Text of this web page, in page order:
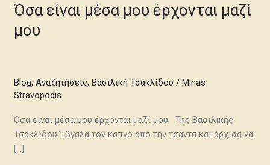
Όσα είναι μέσα μου έρχονται μαζί
μου
Blog, Αναζητήσεις, Βασιλική Τσακλίδου / Minas
Stravopodis
Όσα είναι μέσα μου έρχονται μαζί μου Της Βασιλικής
Τσακλίδου Έβγαλα τον καπνό από την τσάντα και άρχισα να
[…]